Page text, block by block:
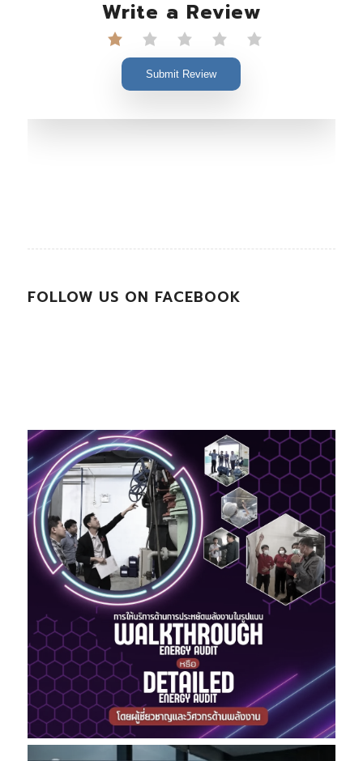
Write a Review
Submit Review
FOLLOW US ON FACEBOOK